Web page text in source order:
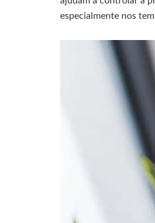
especialmente nos